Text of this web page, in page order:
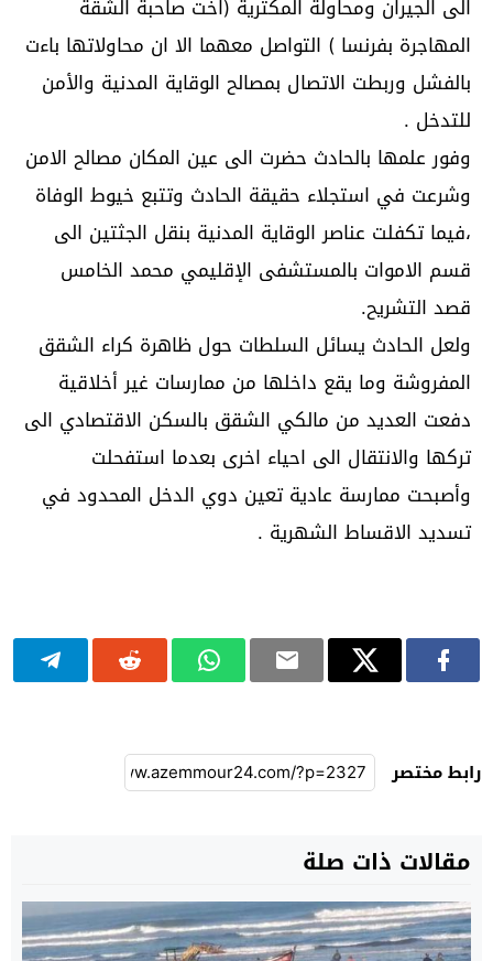
الى الجيران ومحاولة المكترية (اخت صاحبة الشقة
المهاجرة بفرنسا ) التواصل معهما الا ان محاولاتها باءت
بالفشل وربطت الاتصال بمصالح الوقاية المدنية والأمن
للتدخل .
وفور علمها بالحادث حضرت الى عين المكان مصالح الامن
وشرعت في استجلاء حقيقة الحادث وتتبع خيوط الوفاة
،فيما تكفلت عناصر الوقاية المدنية بنقل الجثتين الى
قسم الاموات بالمستشفى الإقليمي محمد الخامس
قصد التشريح.
ولعل الحادث يسائل السلطات حول ظاهرة كراء الشقق
المفروشة وما يقع داخلها من ممارسات غير أخلاقية
دفعت العديد من مالكي الشقق بالسكن الاقتصادي الى
تركها والانتقال الى احياء اخرى بعدما استفحلت
وأصبحت ممارسة عادية تعين دوي الدخل المحدود في
تسديد الاقساط الشهرية .
رابط مختصر
مقالات ذات صلة